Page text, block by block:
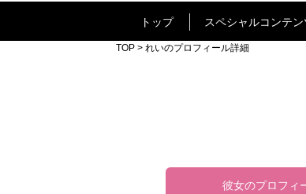
トップ スペシャルコンテン
TOP > れいのプロフィール詳細
彼女のプロフィ